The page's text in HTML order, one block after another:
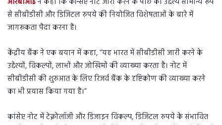
से सीबीडीसी और डिजिटल रुपये की नियोजित विशेषताओं के बारे में
जागरूकता पैदा करना है।
केंद्रीय बैंक ने एक बयान में कहा, “यह भारत में सीबीडीसी जारी करने के
उद्देश्यों, विकल्पों, लाभों और जोखिमों की व्याख्या करता है। नोट में
सीबीडीसी की शुरुआत के लिए रिजर्व बैंक के दृष्टिकोण की व्याख्या करने
का भी प्रयास किया गया है।”
कांसेप्ट नोट में टेक्नोलॉजी और डिजाइन विकल्प, डिजिटल रुपये के संभावित